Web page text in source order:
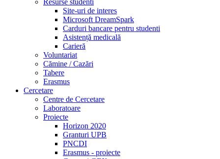
Resurse studenti
Site-uri de interes
Microsoft DreamSpark
Carduri bancare pentru studenti
Asistență medicală
Carieră
Voluntariat
Cămine / Cazări
Tabere
Erasmus
Cercetare
Centre de Cercetare
Laboratoare
Proiecte
Horizon 2020
Granturi UPB
PNCDI
Erasmus - proiecte